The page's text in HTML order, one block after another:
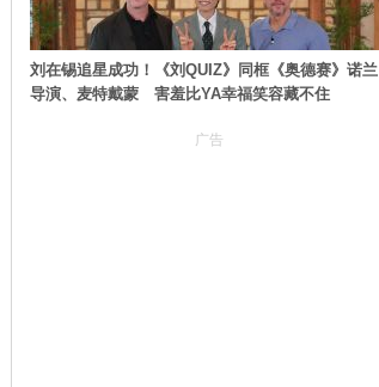
刘在锡追星成功！《刘QUIZ》同框《奥德赛》诺兰
导演、麦特戴蒙 害羞比YA幸福笑容藏不住
广告